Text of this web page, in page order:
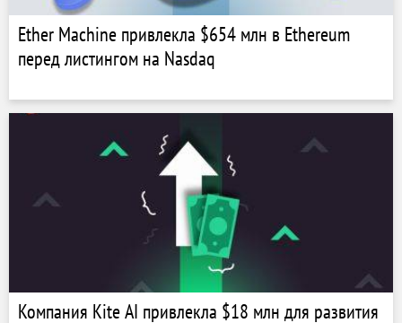
Ether Machine привлекла $654 млн в Ethereum
перед листингом на Nasdaq
Компания Kite AI привлекла $18 млн для развития